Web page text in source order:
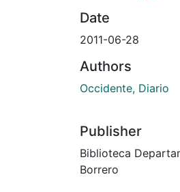
Date
2011-06-28
Authors
Occidente, Diario
Publisher
Biblioteca
Borrero